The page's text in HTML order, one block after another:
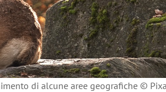
di alcune aree geografiche ©